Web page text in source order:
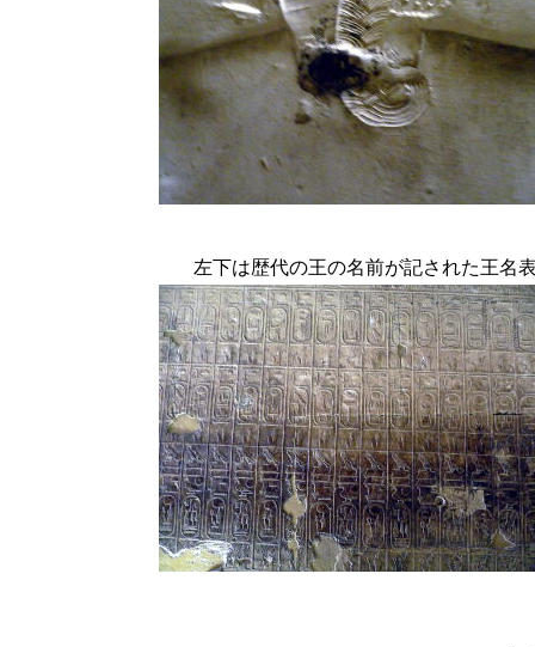
左下は歴代の王の名前が記された王名